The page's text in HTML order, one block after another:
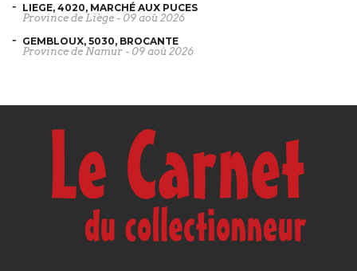
LIEGE, 4020, MARCHÉ AUX PUCES
Province de Liège - 09 aoû 2026
GEMBLOUX, 5030, BROCANTE
Province de Namur - 09 aoû 2026